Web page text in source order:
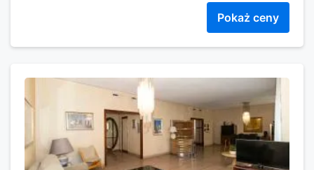
Pokaż ceny